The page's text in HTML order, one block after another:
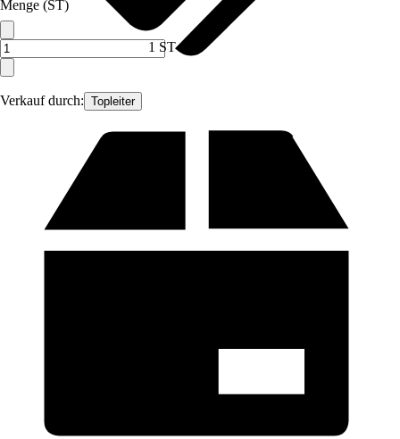
Verkauf durch: Topleiter
Menge (ST)
1 ST